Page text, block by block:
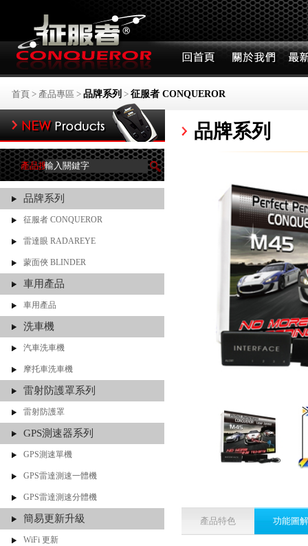
首頁 > 產品專區 > 品牌系列 > 征服者 CONQUEROR
產品搜尋
品牌系列
征服者 CONQUEROR
雷達眼 RADAREYE
蒙面俠 BLINDER
車用產品
車用產品
洗車機
汽車洗車機
摩托車洗車機
雷射防護罩系列
雷射防護罩
GPS測速器系列
GPS測速單機
GPS雷達測速一體機
GPS雷達測速分體機
簡易更新升級
WiFi 更新
品牌系列
產品特色 功能圖解